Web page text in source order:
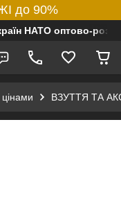
до 90%
НАТО оптово-
ВЗУТТЯ ТА